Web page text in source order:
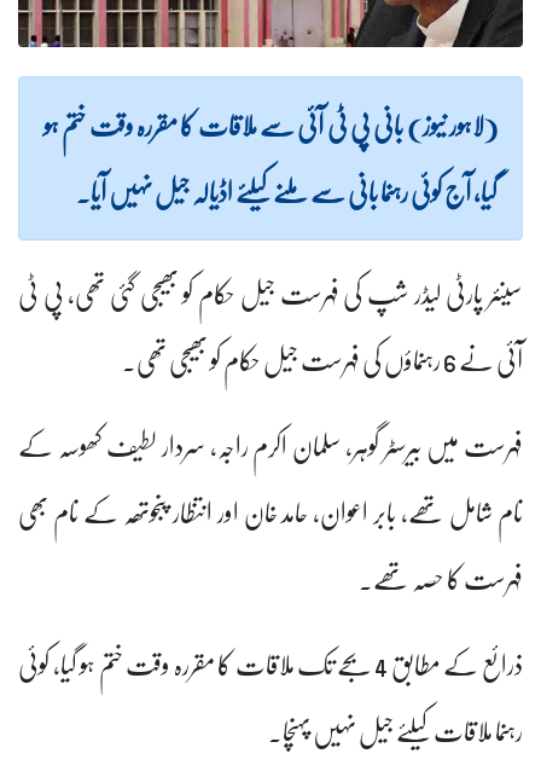
(لاہور نیوز) بانی پی ٹی آئی سے ملاقات کا مقررہ وقت ختم ہو
گیا، آج کوئی رہنما بانی سے ملنے کیلئے اڈیالہ جیل نہیں آیا۔
سینئر پارٹی لیڈر شپ کی فہرست جیل حکام کو بھیجی گئی تھی، پی ٹی
آئی نے 6 رہنماؤں کی فہرست جیل حکام کو بھیجی تھی۔
فہرست میں بیرسٹر گوہر، سلمان اکرم راجہ، سردار لطیف کھوسہ کے
نام شامل تھے، بابر اعوان، حامد خان اور انتظار پنجوتھہ کے نام بھی
فہرست کا حصہ تھے۔
ذرائع کے مطابق 4 بجے تک ملاقات کا مقررہ وقت ختم ہو گیا، کوئی
رہنما ملاقات کیلئے جیل نہیں پہنچا۔